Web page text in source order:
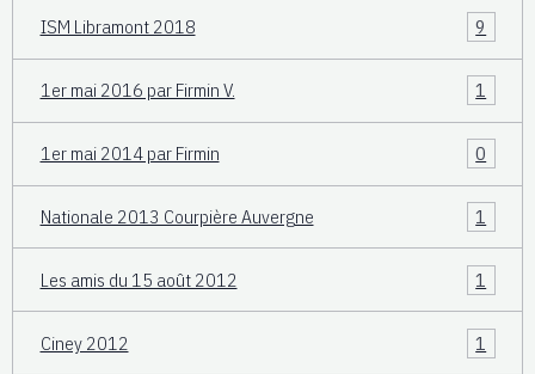
ISM Libramont 2018 9
1er mai 2016 par Firmin V. 1
1er mai 2014 par Firmin 0
Nationale 2013 Courpière Auvergne 1
Les amis du 15 août 2012 1
Ciney 2012 1